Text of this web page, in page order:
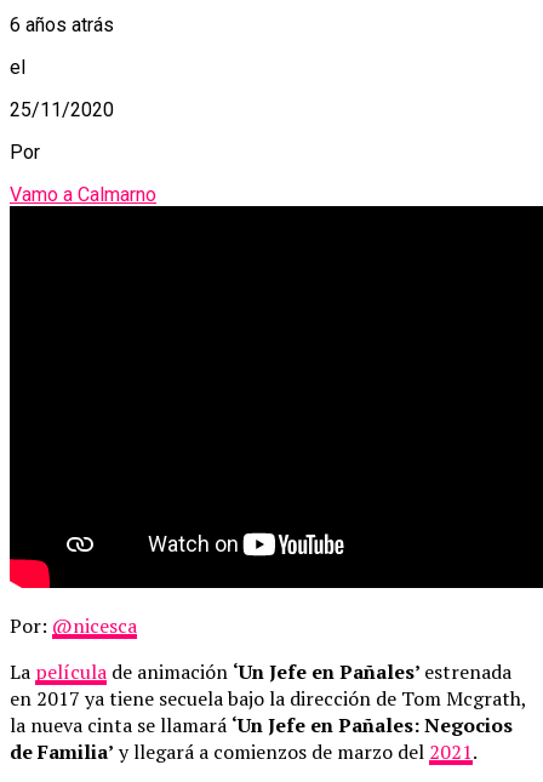
6 años atrás
el
25/11/2020
Por
Vamo a Calmarno
Por: @nicesca
La película de animación ‘Un Jefe en Pañales’ estrenada
en 2017 ya tiene secuela bajo la dirección de Tom Mcgrath,
la nueva cinta se llamará ‘Un Jefe en Pañales: Negocios
de Familia’ y llegará a comienzos de marzo del 2021.